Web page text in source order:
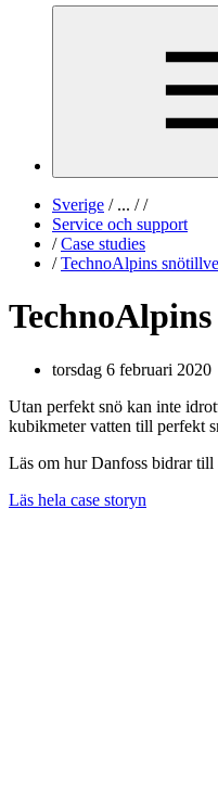
Sverige /... / /
Service och support
/ Case studies
/ TechnoAlpins
torsdag 6 februari 2020
Utan perfekt snö kan inte
kubikmeter vatten till perfekt
Läs om hur Danfoss bidrar
Läs hela case storyn